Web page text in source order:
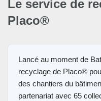
Le service de
Placo®
Lancé au moment de
recyclage de Placo®
des chantiers du
partenariat avec 65